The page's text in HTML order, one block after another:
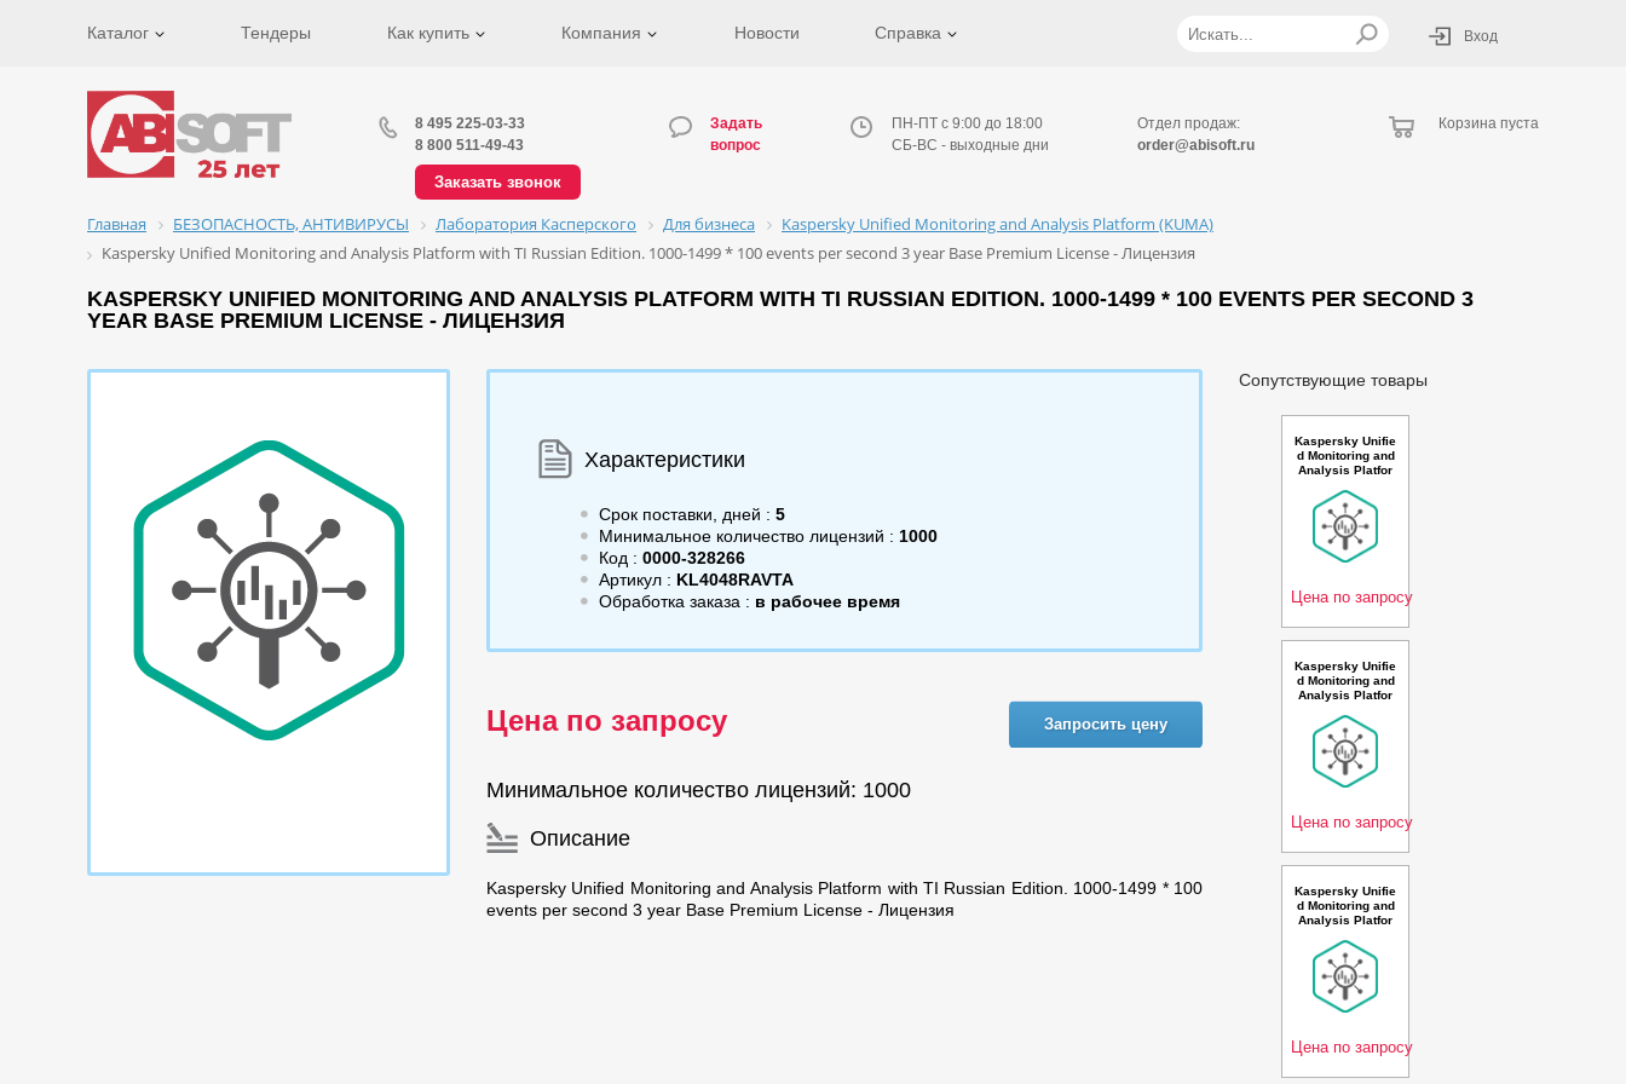
Каталог Тендеры Как купить Компания Новости Справка Вход
8 495 225-03-33
8 800 511-49-43
Заказать звонок
Задать
вопрос
ПН-ПТ с 9:00 до 18:00
СБ-ВС - выходные дни
Отдел продаж:
order@abisoft.ru
Корзина пуста
Главная БЕЗОПАСНОСТЬ, АНТИВИРУСЫ Лаборатория Касперского Для бизнеса
Kaspersky Unified Monitoring and Analysis Platform (KUMA)
Kaspersky Unified Monitoring and Analysis Platform with TI Russian Edition. 1000-1499 * 100 events per second 3 year Base Premium License - Лицензия
KASPERSKY UNIFIED MONITORING AND ANALYSIS PLATFORM WITH TI RUSSIAN EDITION. 1000-1499 * 100 EVENTS PER SECOND 3
YEAR BASE PREMIUM LICENSE - ЛИЦЕНЗИЯ
Характеристики
Срок поставки, дней : 5
Минимальное количество лицензий : 1000
Код : 0000-328266
Артикул : KL4048RAVTA
Обработка заказа : в рабочее время
Цена по запросу Запросить цену
Минимальное количество лицензий: 1000
Описание
Kaspersky Unified Monitoring and Analysis Platform with TI Russian Edition. 1000-1499 * 100
events per second 3 year Base Premium License - Лицензия
Сопутствующие товары
Kaspersky Unifie
d Monitoring and
Analysis Platfor
n Edition. 25-49 *
100 events per s
econd 2 year Ba
se Premium Plus
License - Лиценз
Цена по запросу
Kaspersky Unifie
d Monitoring and
Analysis Platfor
n Edition. 15-19 *
100 events per s
econd 2 year Re
newal Premium
License - Лиценз
Цена по запросу
Kaspersky Unifie
d Monitoring and
Analysis Platfor
Russian Edition.
15-19 * 100 even
ts per second 3
year Renewal Pr
emium Plus Lice
Цена по запросу